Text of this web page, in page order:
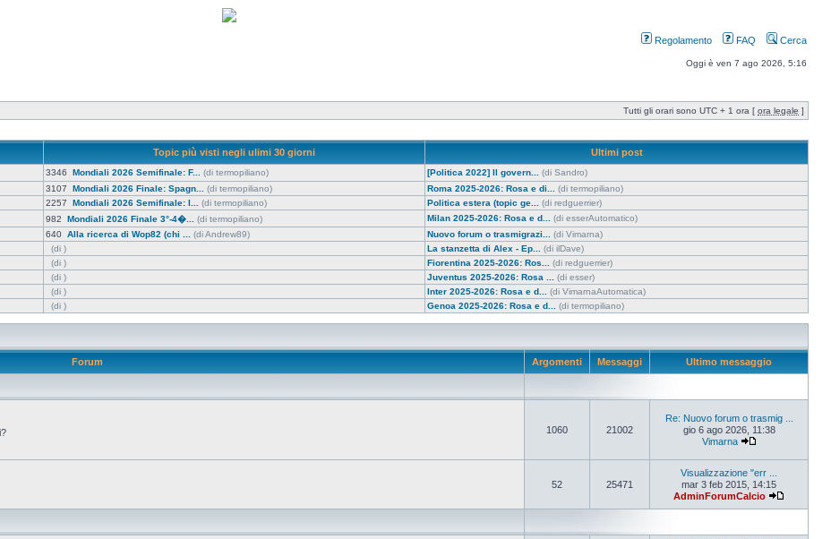
Regolamento FAQ Cerca
Oggi è ven 7 ago 2026, 5:16
Tutti gli orari sono UTC + 1 ora [ ora legale ]
Topic più visti negli ulimi 30 giorni Ultimi post
3346 Mondiali 2026 Semifinale: F... (di termopiliano) [Politica 2022] Il govern...
(di Sandro)
3107 Mondiali 2026 Finale: Spagn... (di termopiliano) Roma 2025-2026: Rosa e di...
(di termopiliano)
2257 Mondiali 2026 Semifinale: I... (di termopiliano) Politica estera (topic ge...
(di redguerrier)
982 Mondiali 2026 Finale 3°-4�... (di termopiliano) Milan 2025-2026: Rosa e d...
(di esserAutomatico)
640 Alla ricerca di Wop82 (chi ... (di Andrew89) Nuovo forum o trasmigrazi...
(di Vimarna)
(di ) La stanzetta di Alex - Ep...
(di ilDave)
(di ) Fiorentina 2025-2026: Ros...
(di redguerrier)
(di ) Juventus 2025-2026: Rosa ...
(di esser)
(di ) Inter 2025-2026: Rosa e d...
(di VimarnaAutomatica)
(di ) Genoa 2025-2026: Rosa e d... (di termopiliano)
Forum Argomenti Messaggi Ultimo messaggio
1060 21002
Re: Nuovo forum o trasmig ...
gio 6 ago 2026, 11:38
Vimarna
52 25471
Visualizzazione "err ...
mar 3 feb 2015, 14:15
AdminForumCalcio